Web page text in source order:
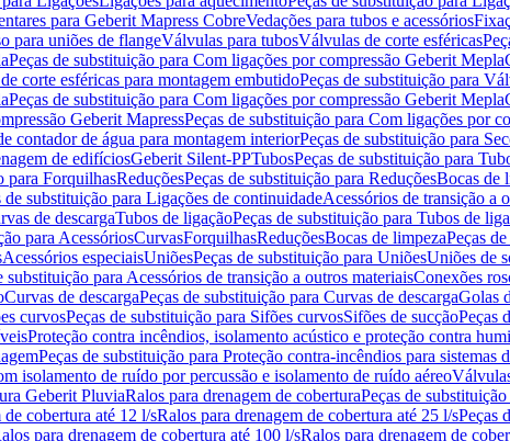
para Geberit Mapress CobreVedações para tubos e acessórios
para uniões de flangeVálvulas para tubosVálvulas de corte esféricas
Peças de substituição para Com ligações por compressão Geberit Mepla
corte esféricas para montagem embutidoPeças de substituição para
Peças de substituição para Com ligações por compressão Geberit Mepla
Geberit MapressPeças de substituição para Com ligações por
contador de água para montagem interiorPeças de substituição para
de edifíciosGeberit Silent-PPTubosPeças de substituição para
para ForquilhasReduçõesPeças de substituição para ReduçõesBocas de
de substituição para Ligações de continuidadeAcessórios de transição a
de descargaTubos de ligaçãoPeças de substituição para Tubos de
para AcessóriosCurvasForquilhasReduçõesBocas de limpezaPeças
Acessórios especiaisUniõesPeças de substituição para UniõesUniões de
substituição para Acessórios de transição a outros materiaisConexões
Curvas de descargaPeças de substituição para Curvas de descargaGolas
curvosPeças de substituição para Sifões curvosSifões de sucçãoPeças
Proteção contra incêndios, isolamento acústico e proteção contra
Peças de substituição para Proteção contra-incêndios para sistemas
isolamento de ruído por percussão e isolamento de ruído aéreo
Geberit PluviaRalos para drenagem de coberturaPeças de
cobertura até 12 l/sRalos para drenagem de cobertura até 25 l/sPeças
para drenagem de cobertura até 100 l/sRalos para drenagem de